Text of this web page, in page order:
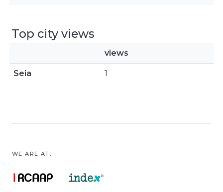
Top city views
views
Seia 1
WE ARE AT: